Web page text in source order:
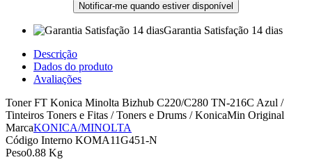
Notificar-me quando estiver disponível
Garantia Satisfação 14 dias
Descrição
Dados do produto
Avaliações
Toner FT Konica Minolta Bizhub C220/C280 TN-216C Azul /
Tinteiros Toners e Fitas / Toners e Drums / KonicaMin Original
MarcaKONICA/MINOLTA
Código Interno KOMA11G451-N
Peso0.88 Kg